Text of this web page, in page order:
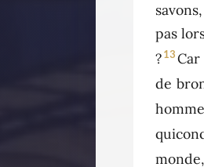
pas
?13
de